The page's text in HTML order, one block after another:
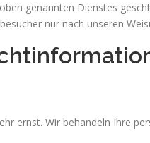
genannten Dienstes
nur nach unseren
ernst. Wir behandeln Ihre